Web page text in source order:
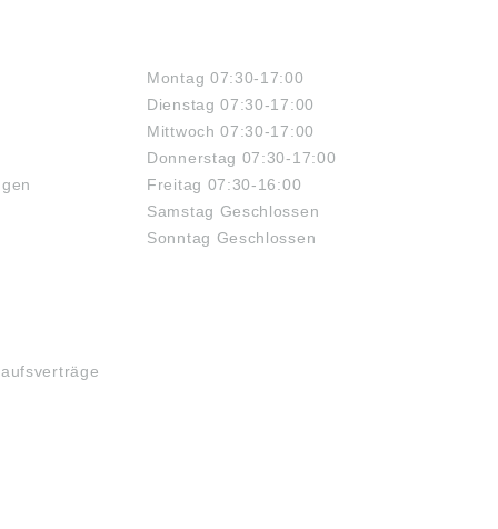
Montag 07:30-17:00
Dienstag 07:30-17:00
Mittwoch 07:30-17:00
Donnerstag 07:30-17:00
Freitag 07:30-16:00
Samstag Geschlossen
Sonntag Geschlossen